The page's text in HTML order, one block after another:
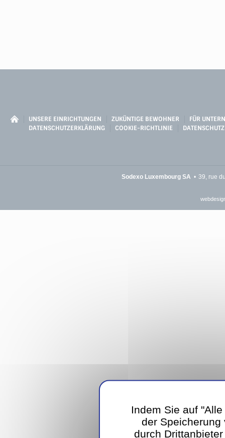
UNSERE EINRICHTUNGEN ZUKÜNTIGE BEWOHNER
FÜR
DATENSCHUTZERKLÄRUNG
COOKIE-RICHTLINIE
Sodexo Luxembourg SA 39, rue
Indem Sie auf
der Speicherung
durch